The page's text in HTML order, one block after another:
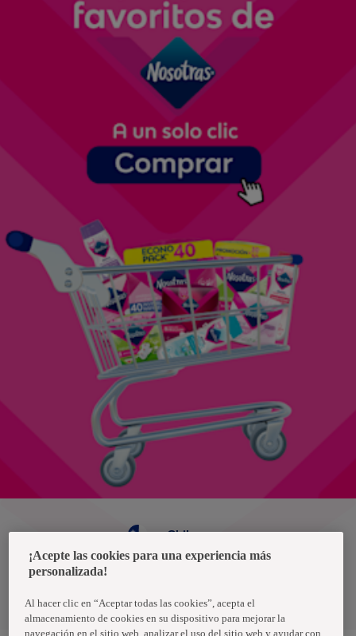
Términos y condiciones
Chile
¡Acepte las cookies para una experiencia más
personalizada!
Al hacer clic en “Aceptar todas las cookies”, acepta el
almacenamiento de cookies en su dispositivo para mejorar la
navegación en el sitio web, analizar el uso del sitio web y ayudar con